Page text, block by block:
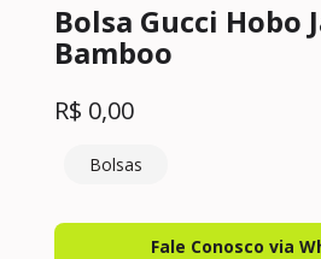
Bolsa Gucci Hobo
Bamboo
R$ 0,00
Bolsas
Fale Conosco via